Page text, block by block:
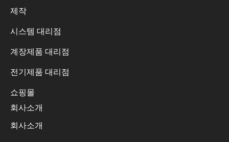
제작
시스템 대리점
계장제품 대리점
전기제품 대리점
쇼핑몰
회사소개
회사소개